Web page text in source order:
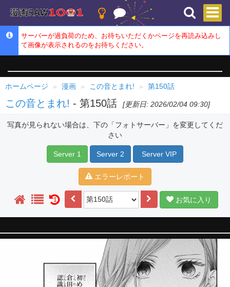
サーバーが過負荷のため、お待ちいただくかページを再読み込みし
て画像が表示されるのをお待ちください。
ホームページ 漫画 この音とまれ! 第150話
この音とまれ! - 第150話 [更新日: 2026/02/04 09:30]
写真が見られない場合は、下の「フォトサーバー」を変更してくだ
さい
Server 1 Server 2 Server VIP
エラーレポート
1 お気に入り